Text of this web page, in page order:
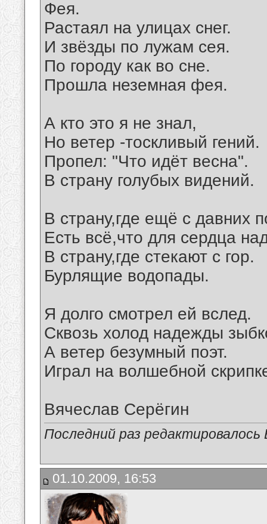
Фея.
Растаял на улицах снег.
И звёзды по лужам сея.
По городу как во сне.
Прошла неземная фея.
А кто это я не знал,
Но ветер -тоскливый гений.
Пропел: "Что идёт весна".
В страну голубых видений.
В страну,где ещё с давних
Есть всё,что для сердца
В страну,где стекают с гор.
Бурлящие водопады.
Я долго смотрел ей вслед.
Сквозь холод надежды
А ветер безумный поэт.
Играл на волшебной
Вячеслав Серёгин
Последний раз
01.10.2009, 16:53